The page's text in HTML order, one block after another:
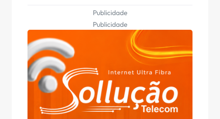
Publicidade
Publicidade